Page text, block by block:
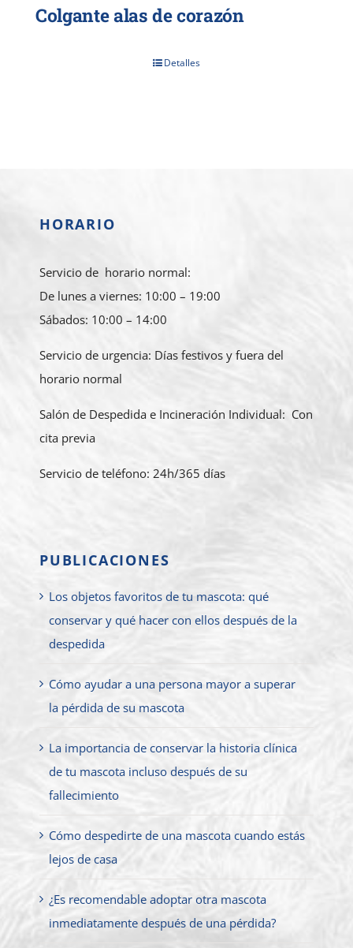
Colgante alas de corazón
Detalles
HORARIO
Servicio de horario normal:
De lunes a viernes: 10:00 – 19:00
Sábados: 10:00 – 14:00
Servicio de urgencia: Días festivos y fuera del
horario normal
Salón de Despedida e Incineración Individual: Con
cita previa
Servicio de teléfono: 24h/365 días
PUBLICACIONES
Los objetos favoritos de tu mascota: qué
conservar y qué hacer con ellos después de la
despedida
Cómo ayudar a una persona mayor a superar
la pérdida de su mascota
La importancia de conservar la historia clínica
de tu mascota incluso después de su
fallecimiento
Cómo despedirte de una mascota cuando estás
lejos de casa
¿Es recomendable adoptar otra mascota
inmediatamente después de una pérdida?